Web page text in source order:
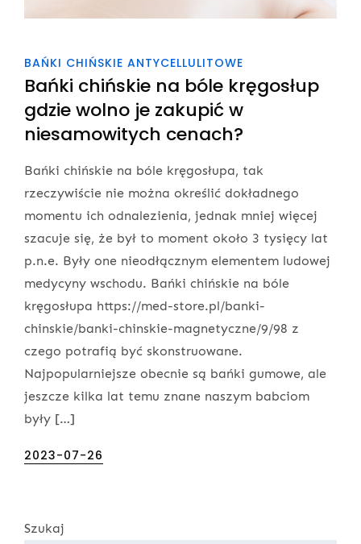
BAŃKI CHIŃSKIE ANTYCELLULITOWE
Bańki chińskie na bóle kręgosłup
gdzie wolno je zakupić w
niesamowitych cenach?
Bańki chińskie na bóle kręgosłupa, tak
rzeczywiście nie można określić dokładnego
momentu ich odnalezienia, jednak mniej więcej
szacuje się, że był to moment około 3 tysięcy lat
p.n.e. Były one nieodłącznym elementem ludowej
medycyny wschodu. Bańki chińskie na bóle
kręgosłupa https://med-store.pl/banki-
chinskie/banki-chinskie-magnetyczne/9/98 z
czego potrafią być skonstruowane.
Najpopularniejsze obecnie są bańki gumowe, ale
jeszcze kilka lat temu znane naszym babciom
były […]
Posted
2023-07-26
Szukaj